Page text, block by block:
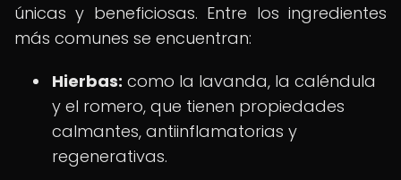
únicas y beneficiosas. Entre los ingredientes
más comunes se encuentran:
Hierbas: como la lavanda, la caléndula
y el romero, que tienen propiedades
calmantes, antiinflamatorias y
regenerativas.